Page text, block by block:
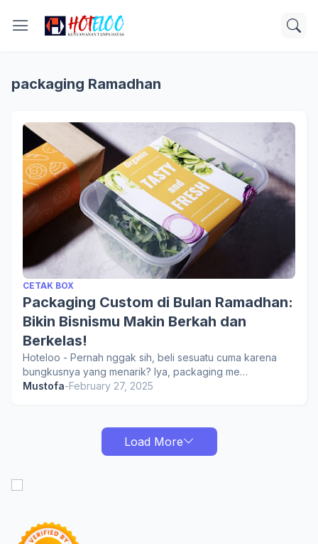
packaging Ramadhan
CETAK BOX
Packaging Custom di Bulan Ramadhan:
Bikin Bisnismu Makin Berkah dan
Berkelas!
Hoteloo - Pernah nggak sih, beli sesuatu cuma karena
bungkusnya yang menarik? Iya, packaging me…
Mustofa-February 27, 2025
Load More